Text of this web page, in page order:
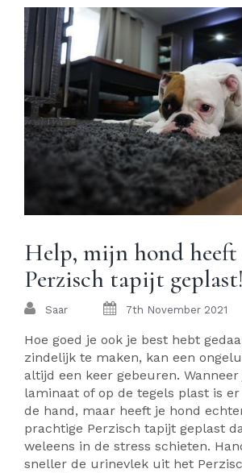
Help, mijn hond
Perzisch tapijt geplast!
Saar 7th November 2021
Hoe goed je ook je best hebt
zindelijk te maken, kan een
altijd een keer gebeuren.
laminaat of op de tegels plast is
de hand, maar heeft je hond
prachtige Perzisch tapijt geplast
weleens in de stress schieten.
sneller de urinevlek uit het